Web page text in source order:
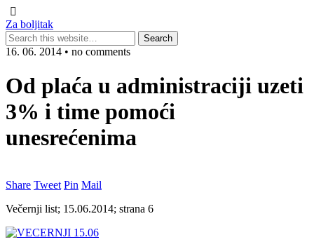
Za boljitak
16. 06. 2014 • no comments
Od plaća u administraciji uzeti
3% i time pomoći
unesrećenima
Share Tweet Pin Mail
Večernji list; 15.06.2014; strana 6